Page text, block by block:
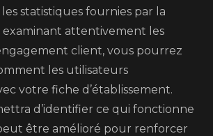
statistiques fournies par la
examinant attentivement les
client, vous pourrez
les utilisateurs
votre fiche d’établissement.
d’identifier ce qui fonctionne
être amélioré pour renforcer